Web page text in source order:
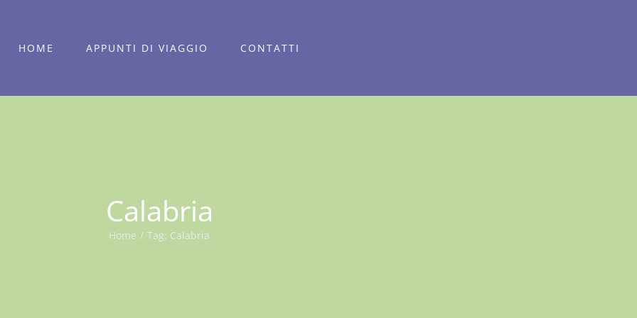
HOME APPUNTI DI VIAGGIO CONTATTI
Calabria
Home / Tag: Calabria